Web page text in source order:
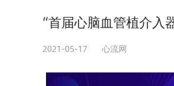
“首届心脑血管植介入
2021-05-17 心流网